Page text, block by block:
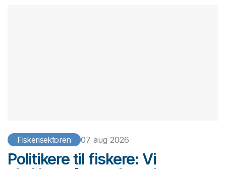
Fiskerisektoren 07 aug 2026
Politikere til fiskere: Vi